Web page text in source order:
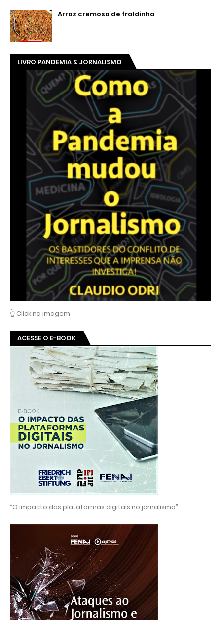
Arroz cremoso de fraldinha
LIVRO PANDEMIA & JORNALISMO
👆 Click na imagem
ACESSE O E-BOOK
“O impacto das plataformas digitais no jornalismo”